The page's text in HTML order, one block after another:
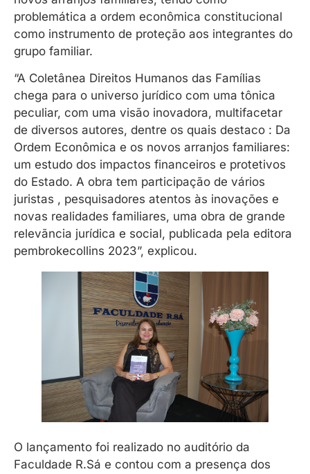
problemática a ordem econômica constitucional
como instrumento de proteção aos integrantes do
grupo familiar.
“A Coletânea Direitos Humanos das Famílias
chega para o universo jurídico com uma tônica
peculiar, com uma visão inovadora, multifacetar
de diversos autores, dentre os quais destaco : Da
Ordem Econômica e os novos arranjos familiares:
um estudo dos impactos financeiros e protetivos
do Estado. A obra tem participação de vários
juristas , pesquisadores atentos às inovações e
novas realidades familiares, uma obra de grande
relevãncia jurídica e social, publicada pela editora
pembrokecollins 2023”, explicou.
O lançamento foi realizado no auditório da
Faculdade R.Sá e contou com a presença dos